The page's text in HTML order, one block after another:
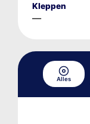
Kleppen
—
Alles